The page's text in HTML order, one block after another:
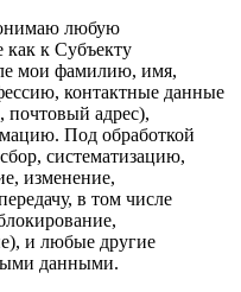
любую
к Субъекту
мои фамилию, имя,
контактные данные
почтовый адрес),
Под обработкой
систематизацию,
изменение,
в том числе
и любые другие
данными.